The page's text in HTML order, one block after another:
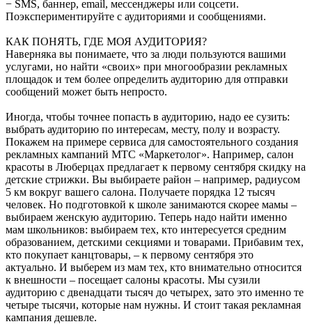
− SMS, баннер, email, мессенджеры или соцсети.
Поэкспериментируйте с аудиториями и сообщениями.
КАК ПОНЯТЬ, ГДЕ МОЯ АУДИТОРИЯ?
Наверняка вы понимаете, что за люди пользуются вашими
услугами, но найти «своих» при многообразии рекламных
площадок и тем более определить аудиторию для отправки
сообщений может быть непросто.
Иногда, чтобы точнее попасть в аудиторию, надо ее сузить:
выбрать аудиторию по интересам, месту, полу и возрасту.
Покажем на примере сервиса для самостоятельного создания
рекламных кампаний МТС «Маркетолог». Например, салон
красоты в Люберцах предлагает к первому сентября скидку на
детские стрижки. Вы выбираете район – например, радиусом
5 км вокруг вашего салона. Получаете порядка 12 тысяч
человек. Но подготовкой к школе занимаются скорее мамы –
выбираем женскую аудиторию. Теперь надо найти именно
мам школьников: выбираем тех, кто интересуется средним
образованием, детскими секциями и товарами. Прибавим тех,
кто покупает канцтовары, – к первому сентября это
актуально. И выберем из мам тех, кто внимательно относится
к внешности – посещает салоны красоты. Мы сузили
аудиторию с двенадцати тысяч до четырех, зато это именно те
четыре тысячи, которые нам нужны. И стоит такая рекламная
кампания дешевле.